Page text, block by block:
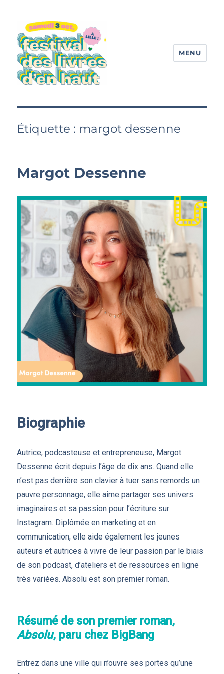
MENU
Étiquette : margot dessenne
Margot Dessenne
Biographie
Autrice, podcasteuse et entrepreneuse, Margot
Dessenne écrit depuis l’âge de dix ans. Quand elle
n’est pas derrière son clavier à tuer sans remords un
pauvre personnage, elle aime partager ses univers
imaginaires et sa passion pour l’écriture sur
Instagram. Diplômée en marketing et en
communication, elle aide également les jeunes
auteurs et autrices à vivre de leur passion par le biais
de son podcast, d’ateliers et de ressources en ligne
très variées. Absolu est son premier roman.
Résumé de son premier roman,
Absolu, paru chez BigBang
Entrez dans une ville qui n’ouvre ses portes qu’une